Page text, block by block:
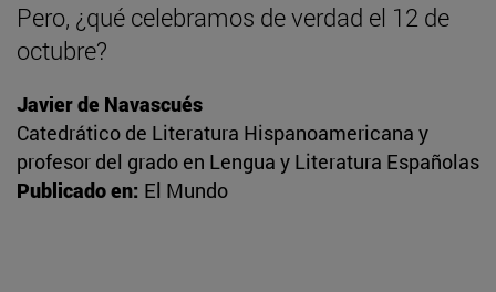
Pero, ¿qué celebramos de verdad el 12 de
octubre?
Javier de Navascués
Catedrático de Literatura Hispanoamericana y
profesor del grado en Lengua y Literatura Españolas
Publicado en: El Mundo